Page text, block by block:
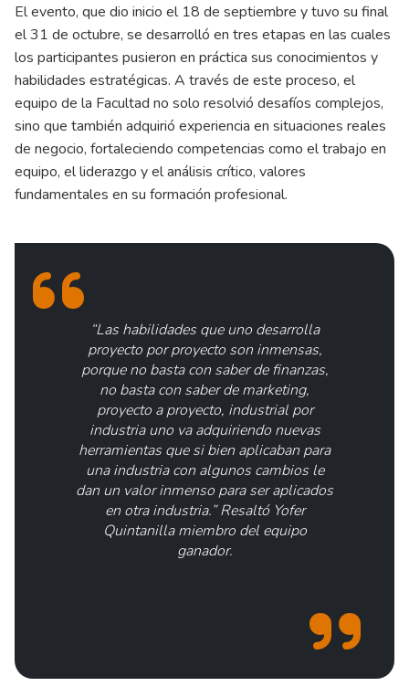
El evento, que dio inicio el 18 de septiembre y tuvo su final
el 31 de octubre, se desarrolló en tres etapas en las cuales
los participantes pusieron en práctica sus conocimientos y
habilidades estratégicas. A través de este proceso, el
equipo de la Facultad no solo resolvió desafíos complejos,
sino que también adquirió experiencia en situaciones reales
de negocio, fortaleciendo competencias como el trabajo en
equipo, el liderazgo y el análisis crítico, valores
fundamentales en su formación profesional.
“Las habilidades que uno desarrolla
proyecto por proyecto son inmensas,
porque no basta con saber de finanzas,
no basta con saber de marketing,
proyecto a proyecto, industrial por
industria uno va adquiriendo nuevas
herramientas que si bien aplicaban para
una industria con algunos cambios le
dan un valor inmenso para ser aplicados
en otra industria.”Resaltó Yofer
Quintanilla miembro del equipo
ganador.